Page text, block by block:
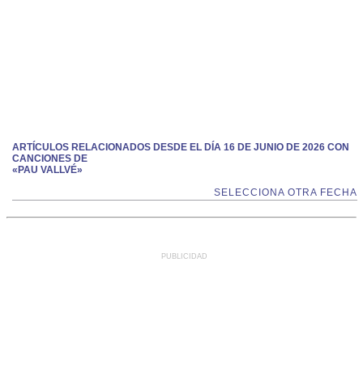
ARTÍCULOS RELACIONADOS DESDE EL DÍA 16 DE JUNIO DE 2026 CON
CANCIONES DE
«PAU VALLVÉ»
SELECCIONA OTRA FECHA
PUBLICIDAD